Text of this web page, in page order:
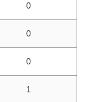
0
0
0
1